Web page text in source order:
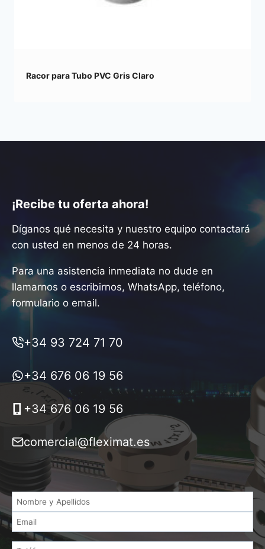
Racor para Tubo PVC Gris Claro
¡Recibe tu oferta ahora!
Díganos qué necesita y nuestro equipo contactará
con usted en menos de 24 horas.
Para una asistencia inmediata no dude en
llamarnos o escribirnos, WhatsApp, teléfono,
formulario o email.
+34 93 724 71 70
+34 676 06 19 56
+34 676 06 19 56
comercial@fleximat.es